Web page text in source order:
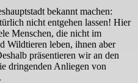
bekannt machen:
nicht entgehen lassen! Hier
Menschen, die nicht im
Wildtieren leben, ihnen aber
präsentieren wir an den
dringenden Anliegen von